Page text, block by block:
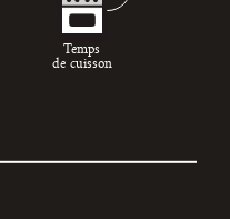
Temps
de cuisson